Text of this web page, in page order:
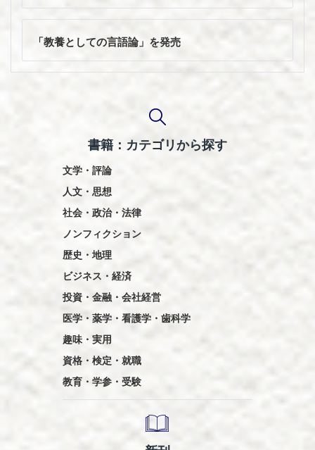
ナ
ビ
シ
「教養としての言語論」を発売
書籍：カテゴリから探す
文学・評論
人文・思想
社会・政治・法律
ノンフィクション
歴史・地理
ビジネス・経済
投資・金融・会社経営
医学・薬学・看護学・歯科学
趣味・実用
資格・検定・就職
教育・学参・受験